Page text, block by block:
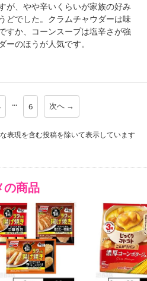
ダー】
が、やや辛いくらいが家族の好み
どでした。クラムチャウダーは味
すか、コーンスープは塩辛さが強
ーのほうが人気です。
... 6 次へ →
表現を含む投稿を除いて表示しています
の商品